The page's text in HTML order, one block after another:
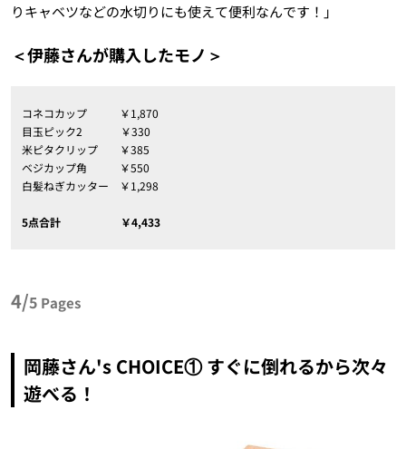
りキャベツなどの水切りにも使えて便利なんです！」
＜伊藤さんが購入したモノ＞
コネコカップ ￥1,870
目玉ピック2 ￥330
米ピタクリップ ￥385
ベジカップ角 ￥550
白髪ねぎカッター ￥1,298
5点合計 ￥4,433
4/5 Pages
岡藤さん's CHOICE① すぐに倒れるから次々
遊べる！